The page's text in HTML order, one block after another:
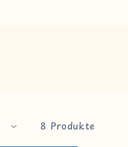
8 Produkte